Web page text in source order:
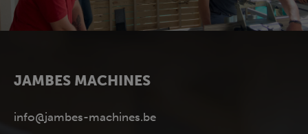
JAMBES MACHINES
info@jambes-machines.be